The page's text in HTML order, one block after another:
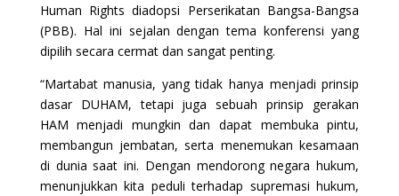
Human Rights diadopsi Perserikatan Bangsa-Bangsa
(PBB). Hal ini sejalan dengan tema konferensi yang
dipilih secara cermat dan sangat penting.
“Martabat manusia, yang tidak hanya menjadi prinsip
dasar DUHAM, tetapi juga sebuah prinsip gerakan
HAM menjadi mungkin dan dapat membuka pintu,
membangun jembatan, serta menemukan kesamaan
di dunia saat ini. Dengan mendorong negara hukum,
menunjukkan kita peduli terhadap supremasi hukum,